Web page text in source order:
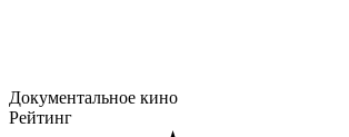
Документальное кино
Рейтинг